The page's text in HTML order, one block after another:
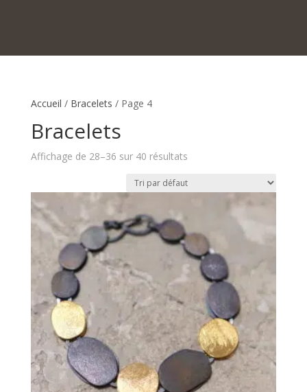
Accueil / Bracelets / Page 4
Bracelets
Affichage de 28–36 sur 40 résultats